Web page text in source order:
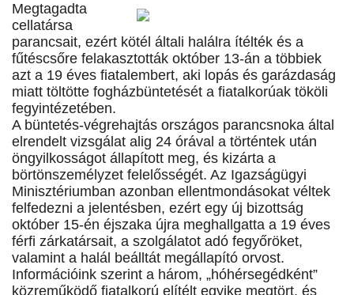
Megtagadta
cellatársa
parancsait, ezért kötél általi halálra ítélték és a
fűtéscsőre felakasztották október 13-án a többiek
azt a 19 éves fiatalembert, aki lopás és garázdaság
miatt töltötte fogházbüntetését a fiatalkorúak tököli
fegyintézetében.
A büntetés-végrehajtás országos parancsnoka által
elrendelt vizsgálat alig 24 órával a történtek után
öngyilkosságot állapított meg, és kizárta a
börtönszemélyzet felelősségét. Az Igazságügyi
Minisztériumban azonban ellentmondásokat véltek
felfedezni a jelentésben, ezért egy új bizottság
október 15-én éjszaka újra meghallgatta a 19 éves
férfi zárkatársait, a szolgálatot adó fegyőröket,
valamint a halál beálltát megállapító orvost.
Információink szerint a három, „hóhérsegédként”
közreműködő fiatalkorú elítélt egyike megtört, és